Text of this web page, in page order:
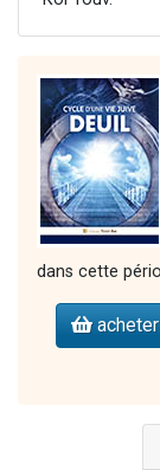
dans cette